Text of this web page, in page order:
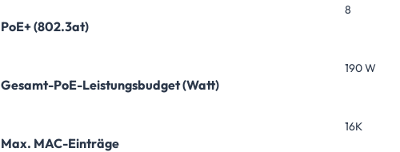
PoE+ (802.3at)
8
Gesamt-PoE-Leistungsbudget (Watt)
190 W
Max. MAC-Einträge
16K